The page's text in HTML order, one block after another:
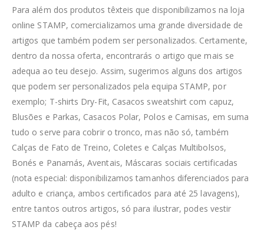
Para além dos produtos têxteis que disponibilizamos na loja
online STAMP, comercializamos uma grande diversidade de
artigos que também podem ser personalizados. Certamente,
dentro da nossa oferta, encontrarás o artigo que mais se
adequa ao teu desejo. Assim, sugerimos alguns dos artigos
que podem ser personalizados pela equipa STAMP, por
exemplo; T-shirts Dry-Fit, Casacos sweatshirt com capuz,
Blusões e Parkas, Casacos Polar, Polos e Camisas, em suma
tudo o serve para cobrir o tronco, mas não só, também
Calças de Fato de Treino, Coletes e Calças Multibolsos,
Bonés e Panamás, Aventais, Máscaras sociais certificadas
(nota especial: disponibilizamos tamanhos diferenciados para
adulto e criança, ambos certificados para até 25 lavagens),
entre tantos outros artigos, só para ilustrar, podes vestir
STAMP da cabeça aos pés!